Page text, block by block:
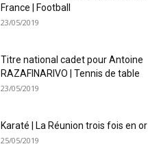
France | Football
23/05/2019
Titre national cadet pour Antoine
RAZAFINARIVO | Tennis de table
23/05/2019
Karaté | La Réunion trois fois en or
25/05/2019